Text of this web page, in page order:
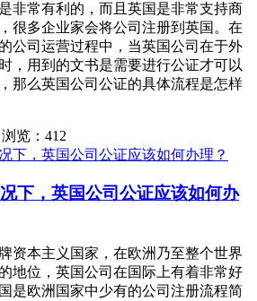
非常有利的，而且英国是非常支持商
很多企业家会将公司注册到英国。在
公司运营过程中，当英国公司在于外
，用到的文书是需要进行公证才可以
那么英国公司公证的具体流程是怎样
浏览：412
下，英国公司公证应该如何办
资本主义国家，在欧洲乃至整个世界
地位，英国公司在国际上有着非常好
是欧洲国家中少有的公司注册流程简